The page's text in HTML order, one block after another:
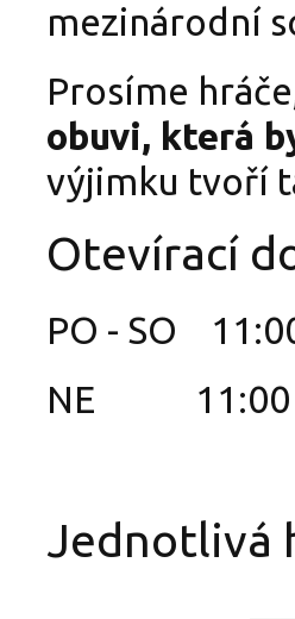
mezinárodní
Prosíme
obuvi, která
výjimku tvoří
Otevírací
PO - SO
NE 11:00 -
Jednotlivá